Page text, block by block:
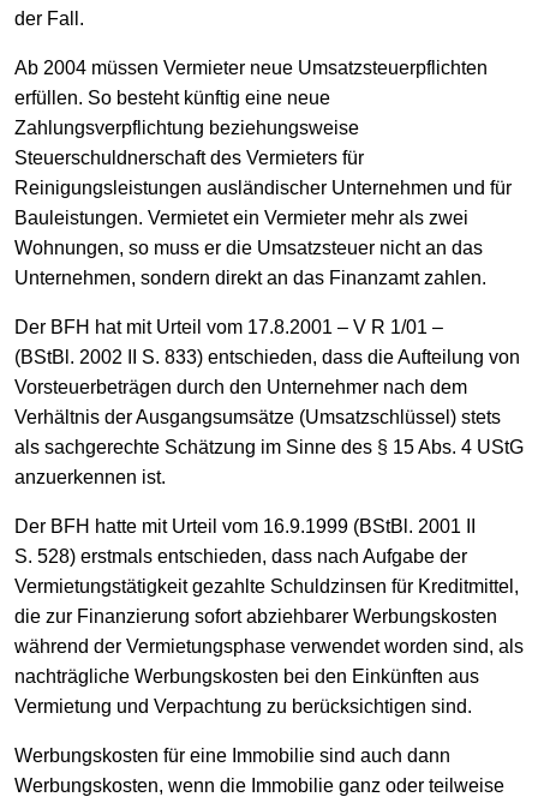
der Fall.
Ab 2004 müssen Vermieter neue Umsatzsteuerpflichten
erfüllen. So besteht künftig eine neue
Zahlungsverpflichtung beziehungsweise
Steuerschuldnerschaft des Vermieters für
Reinigungsleistungen ausländischer Unternehmen und für
Bauleistungen. Vermietet ein Vermieter mehr als zwei
Wohnungen, so muss er die Umsatzsteuer nicht an das
Unternehmen, sondern direkt an das Finanzamt zahlen.
Der BFH hat mit Urteil vom 17.8.2001 – V R 1/01 –
(BStBl. 2002 II S. 833) entschieden, dass die Aufteilung von
Vorsteuerbeträgen durch den Unternehmer nach dem
Verhältnis der Ausgangsumsätze (Umsatzschlüssel) stets
als sachgerechte Schätzung im Sinne des § 15 Abs. 4 UStG
anzuerkennen ist.
Der BFH hatte mit Urteil vom 16.9.1999 (BStBl. 2001 II
S. 528) erstmals entschieden, dass nach Aufgabe der
Vermietungstätigkeit gezahlte Schuldzinsen für Kreditmittel,
die zur Finanzierung sofort abziehbarer Werbungskosten
während der Vermietungsphase verwendet worden sind, als
nachträgliche Werbungskosten bei den Einkünften aus
Vermietung und Verpachtung zu berücksichtigen sind.
Werbungskosten für eine Immobilie sind auch dann
Werbungskosten, wenn die Immobilie ganz oder teilweise